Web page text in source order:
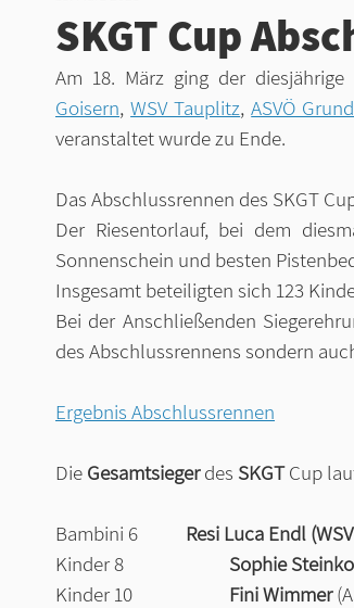
SKGT Cup
Am 18. März ging der
Goisern, WSV Tauplitz, ASVÖ
veranstaltet wurde zu Ende.
Das Abschlussrennen des SKGT
Der Riesentorlauf, bei dem
Sonnenschein und besten
Insgesamt beteiligten sich 123
Bei der Anschließenden
des Abschlussrennens sondern
Ergebnis Abschlussrennen
Die Gesamtsieger des SKGT Cup
Resi Luca Endl
Sophie
Fini Wimmer